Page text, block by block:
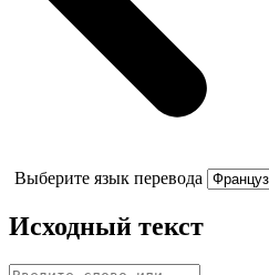
Выберите язык перевода
Исходный текст